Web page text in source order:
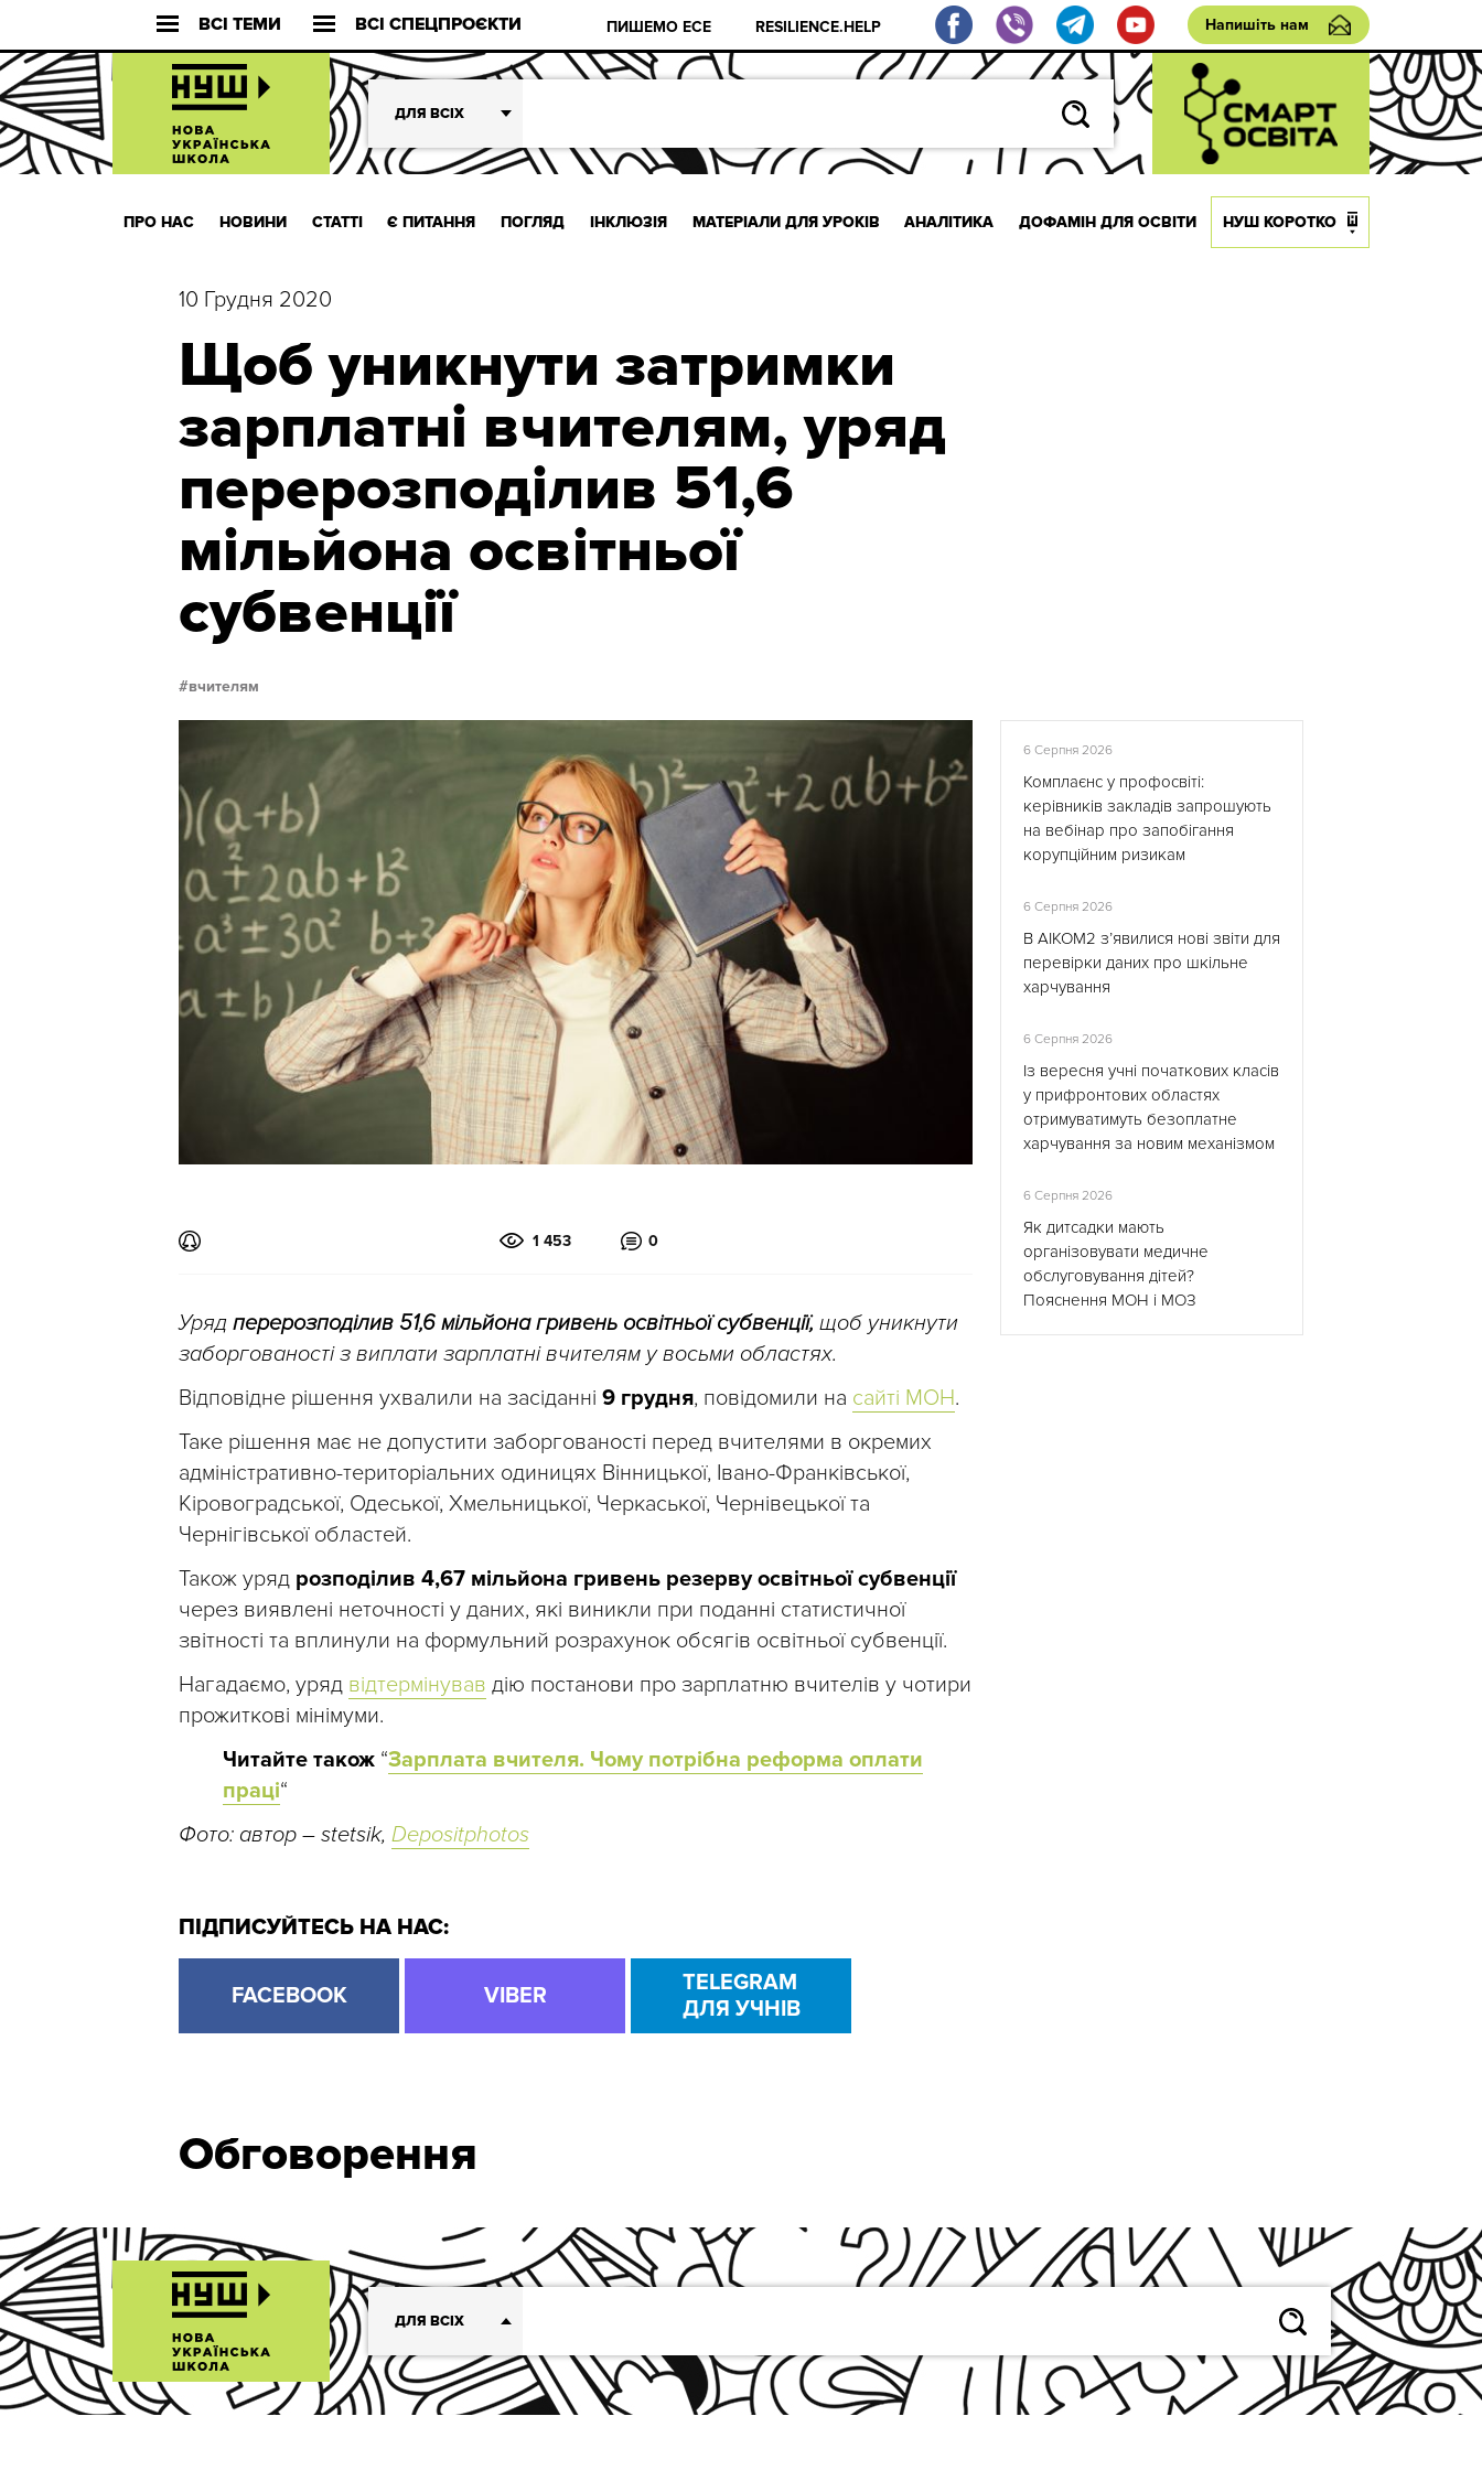
ВСІ ТЕМИ ВСІ СПЕЦПРОЄКТИ ПИШЕМО ЕСЕ RESILIENCE.HELP Напишіть нам
ДЛЯ ВСІХ
ПРО НАС НОВИНИ СТАТТІ Є ПИТАННЯ ПОГЛЯД ІНКЛЮЗІЯ МАТЕРІАЛИ ДЛЯ УРОКІВ АНАЛІТИКА ДОФАМІН ДЛЯ ОСВІТИ НУШ КОРОТКО
10 Грудня 2020
Щоб уникнути затримки
зарплатні вчителям, уряд
перерозподілив 51,6
мільйона освітньої
субвенції
вчителям
1 453 0
Уряд перерозподілив 51,6 мільйона гривень освітньої субвенції, щоб уникнути
заборгованості з виплати зарплатні вчителям у восьми областях.
Відповідне рішення ухвалили на засіданні 9 грудня, повідомили на сайті МОН.
Таке рішення має не допустити заборгованості перед вчителями в окремих
адміністративно-територіальних одиницях Вінницької, Івано-Франківської,
Кіровоградської, Одеської, Хмельницької, Черкаської, Чернівецької та
Чернігівської областей.
Також уряд розподілив 4,67 мільйона гривень резерву освітньої субвенції
через виявлені неточності у даних, які виникли при поданні статистичної
звітності та вплинули на формульний розрахунок обсягів освітньої субвенції.
Нагадаємо, уряд відтермінував дію постанови про зарплатню вчителів у чотири
прожиткові мінімуми.
Читайте також “Зарплата вчителя. Чому потрібна реформа оплати
праці“
Фото: автор – stetsik, Depositphotos
ПІДПИСУЙТЕСЬ НА НАС:
FACEBOOK VIBER
TELEGRAM
ДЛЯ УЧНІВ
6 Серпня 2026
Комплаєнс у профосвіті:
керівників закладів запрошують
на вебінар про запобігання
корупційним ризикам
6 Серпня 2026
В АІКОМ2 з’явилися нові звіти для
перевірки даних про шкільне
харчування
6 Серпня 2026
Із вересня учні початкових класів
у прифронтових областях
отримуватимуть безоплатне
харчування за новим механізмом
6 Серпня 2026
Як дитсадки мають
організовувати медичне
обслуговування дітей?
Пояснення МОН і МОЗ
Обговорення
ДЛЯ ВСІХ